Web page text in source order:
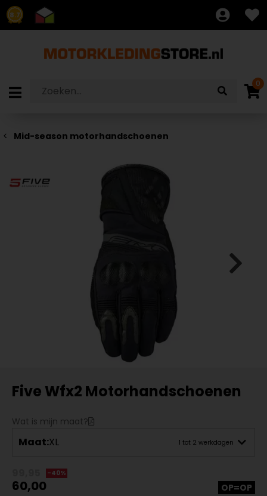
8.7
0
Mid-season motorhandschoenen
Five Wfx2 Motorhandschoenen
Wat is mijn maat?
Maat:XL 1 tot 2 werkdagen
-40%
60,00 OP=OP